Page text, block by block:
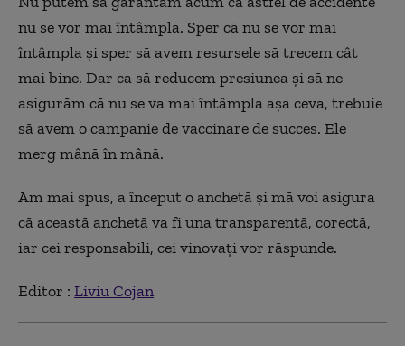
nu se vor mai întâmpla. Sper că nu se vor mai
întâmpla și sper să avem resursele să trecem cât
mai bine. Dar ca să reducem presiunea și să ne
asigurăm că nu se va mai întâmpla așa ceva, trebuie
să avem o campanie de vaccinare de succes. Ele
merg mână în mână.
Am mai spus, a început o anchetă și mă voi asigura
că această anchetă va fi una transparentă, corectă,
iar cei responsabili, cei vinovați vor răspunde.
Editor : Liviu Cojan